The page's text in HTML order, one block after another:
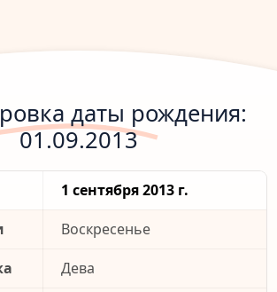
даты рождения:
01.09.2013
1 сентября 2013 г.
Воскресенье
Дева